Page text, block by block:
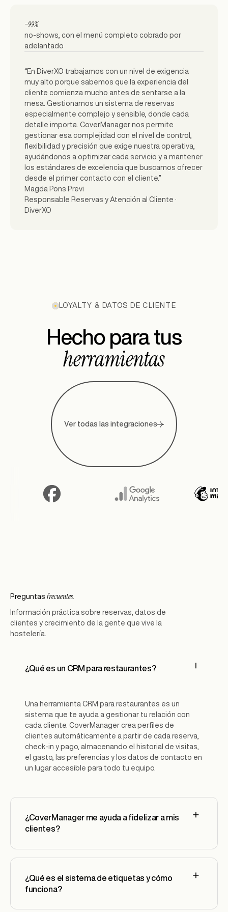
−99%
no-shows, con el menú completo cobrado por
adelantado
“En DiverXO trabajamos con un nivel de exigencia
muy alto porque sabemos que la experiencia del
cliente comienza mucho antes de sentarse a la
mesa. Gestionamos un sistema de reservas
especialmente complejo y sensible, donde cada
detalle importa. CoverManager nos permite
gestionar esa complejidad con el nivel de control,
flexibilidad y precisión que exige nuestra operativa,
ayudándonos a optimizar cada servicio y a mantener
los estándares de excelencia que buscamos ofrecer
desde el primer contacto con el cliente.”
Magda Pons Previ
Responsable Reservas y Atención al Cliente ·
DiverXO
LOYALTY & DATOS DE CLIENTE
Hecho para tus
herramientas
Ver todas las integraciones
Preguntas frecuentes.
Información práctica sobre reservas, datos de
clientes y crecimiento de la gente que vive la
hostelería.
¿Qué es un CRM para restaurantes?
Una herramienta CRM para restaurantes es un
sistema que te ayuda a gestionar tu relación con
cada cliente. CoverManager crea perfiles de
clientes automáticamente a partir de cada reserva,
check-in y pago, almacenando el historial de visitas,
el gasto, las preferencias y los datos de contacto en
un lugar accesible para todo tu equipo.
¿CoverManager me ayuda a fidelizar a mis
clientes?
¿Qué es el sistema de etiquetas y cómo
funciona?